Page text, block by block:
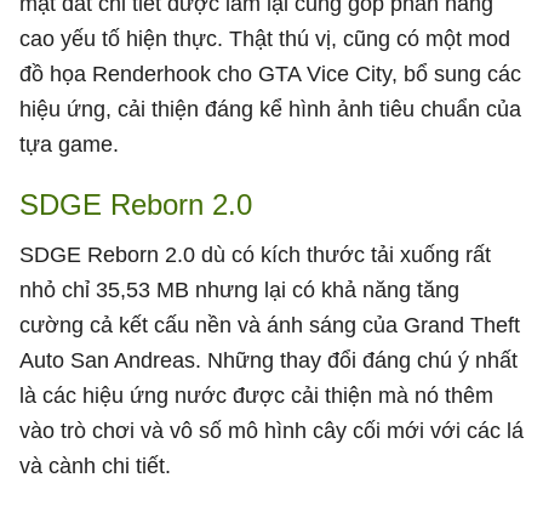
cao yếu tố hiện thực. Thật thú vị, cũng có một mod
đồ họa Renderhook cho GTA Vice City, bổ sung các
hiệu ứng, cải thiện đáng kể hình ảnh tiêu chuẩn của
tựa game.
SDGE Reborn 2.0
SDGE Reborn 2.0 dù có kích thước tải xuống rất
nhỏ chỉ 35,53 MB nhưng lại có khả năng tăng
cường cả kết cấu nền và ánh sáng của Grand Theft
Auto San Andreas. Những thay đổi đáng chú ý nhất
là các hiệu ứng nước được cải thiện mà nó thêm
vào trò chơi và vô số mô hình cây cối mới với các lá
và cành chi tiết.